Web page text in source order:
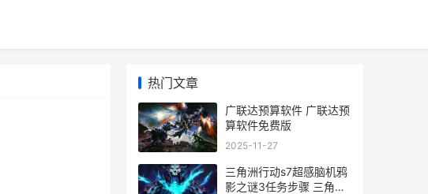
热门文章
广联达预算软件 广联达预
算软件免费版
2025-11-27
三角洲行动s7超感脑机鸦
影之谜3任务步骤 三角洲